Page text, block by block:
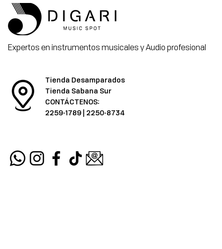
Expertos en instrumentos musicales y Audio profesional
Tienda Desamparados
Tienda Sabana Sur
CONTÁCTENOS:
2259-1789 | 2250-8734